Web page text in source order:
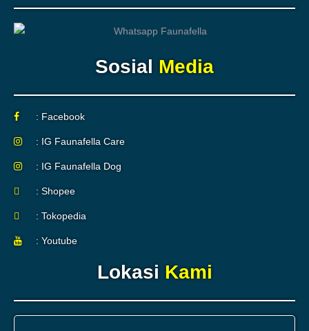
Sosial Media
: Facebook
: IG Faunafella Care
: IG Faunafella Dog
: Shopee
: Tokopedia
: Youtube
Lokasi Kami